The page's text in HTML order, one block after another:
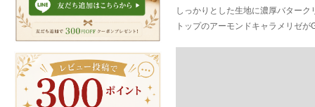
しっかりとした生地に濃厚バターク
トップのアーモンドキャラメリゼが